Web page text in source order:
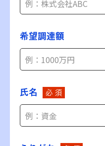
希望調達額
氏名 必 須